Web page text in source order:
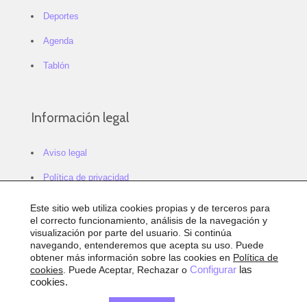
Deportes
Agenda
Tablón
Información legal
Aviso legal
Política de privacidad
Política de cookies
Configurar cookies
Sitemap
Accesibilidad
Este sitio web utiliza cookies propias y de terceros para
el correcto funcionamiento, análisis de la navegación y
visualización por parte del usuario. Si continúa
navegando, entenderemos que acepta su uso. Puede
obtener más información sobre las cookies en Política de
cookies . Puede Aceptar, Rechazar o Configurar las
cookies.